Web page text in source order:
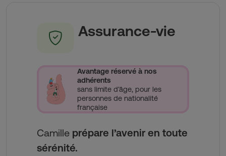
Assurance-vie
Avantage réservé à nos
adhérents
sans limite d’âge, pour les
personnes de nationalité
française
Camille prépare l’avenir en toute
sérénité.